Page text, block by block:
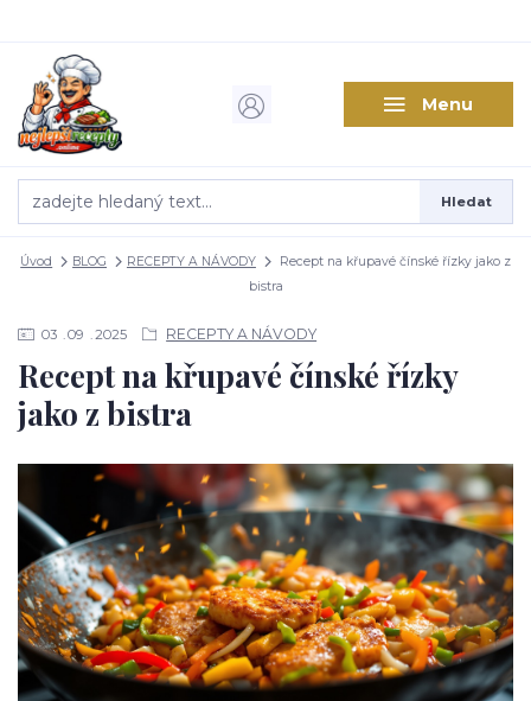
Menu
Hledat
Úvod BLOG RECEPTY A NÁVODY
Recept na křupavé čínské řízky jako z
bistra
03 09 2025 RECEPTY A NÁVODY
Recept na křupavé čínské řízky
jako z bistra